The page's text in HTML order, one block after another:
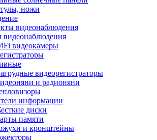
ножи
видеонаблюдения
видеокамеры
видеорегистраторы
и радионяни
информации
диски
памяти
и кронштейны